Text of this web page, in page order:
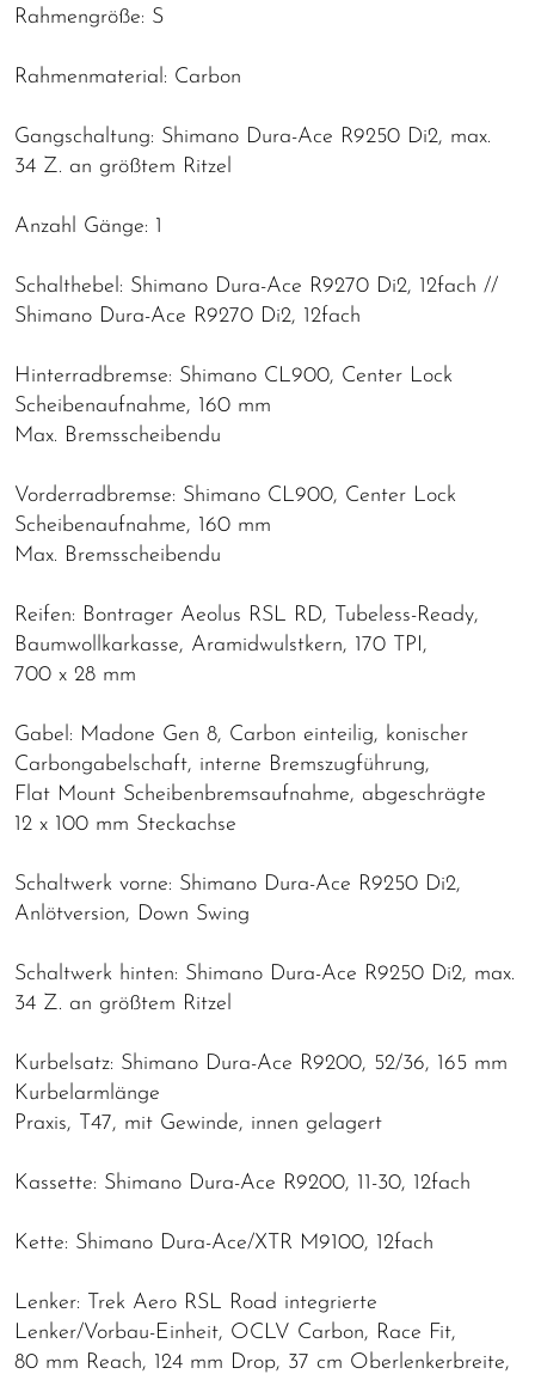
Rahmengröße: S
Rahmenmaterial: Carbon
Gangschaltung: Shimano Dura-Ace R9250 Di2, max.
34 Z. an größtem Ritzel
Anzahl Gänge: 1
Schalthebel: Shimano Dura-Ace R9270 Di2, 12fach //
Shimano Dura-Ace R9270 Di2, 12fach
Hinterradbremse: Shimano CL900, Center Lock
Scheibenaufnahme, 160 mm
Max. Bremsscheibendu
Vorderradbremse: Shimano CL900, Center Lock
Scheibenaufnahme, 160 mm
Max. Bremsscheibendu
Reifen: Bontrager Aeolus RSL RD, Tubeless-Ready,
Baumwollkarkasse, Aramidwulstkern, 170 TPI,
700 x 28 mm
Gabel: Madone Gen 8, Carbon einteilig, konischer
Carbongabelschaft, interne Bremszugführung,
Flat Mount Scheibenbremsaufnahme, abgeschrägte
12 x 100 mm Steckachse
Schaltwerk vorne: Shimano Dura-Ace R9250 Di2,
Anlötversion, Down Swing
Schaltwerk hinten: Shimano Dura-Ace R9250 Di2, max.
34 Z. an größtem Ritzel
Kurbelsatz: Shimano Dura-Ace R9200, 52/36, 165 mm
Kurbelarmlänge
Praxis, T47, mit Gewinde, innen gelagert
Kassette: Shimano Dura-Ace R9200, 11-30, 12fach
Kette: Shimano Dura-Ace/XTR M9100, 12fach
Lenker: Trek Aero RSL Road integrierte
Lenker/Vorbau-Einheit, OCLV Carbon, Race Fit,
80 mm Reach, 124 mm Drop, 37 cm Oberlenkerbreite,